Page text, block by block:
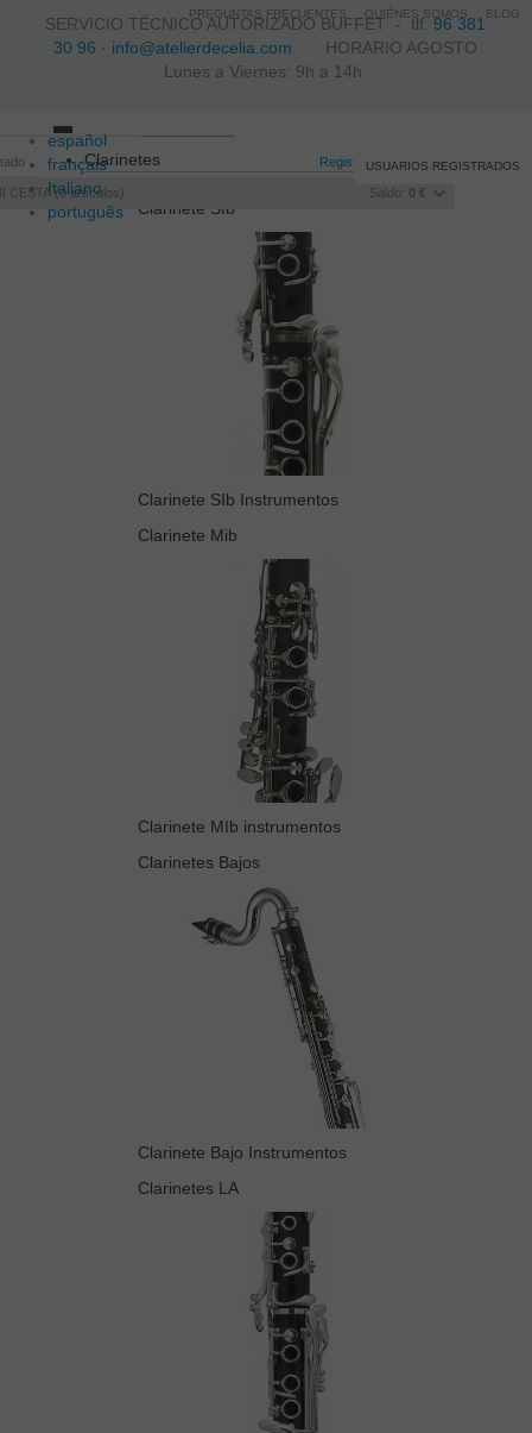
SERVICIO TÉCNICO AUTORIZADO BUFFET -tlf.96 381
30 96 · info@atelierdecelia.com HORARIO AGOSTO
Lunes a Viernes: 9h a 14h
español
français
Italiano
português
Registro /Iniciar sesión
CESTA 0artículos Saldo: 0 €
USUARIOS REGISTRADOS
Toggle
navigation
Clarinetes
Clarinete SIb
Clarinete SIb Instrumentos
Clarinete Mib
Clarinete MIb instrumentos
Clarinetes Bajos
Clarinete Bajo Instrumentos
Clarinetes LA
PREGUNTAS FRECUENTES QUIÉNES SOMOS BLOG